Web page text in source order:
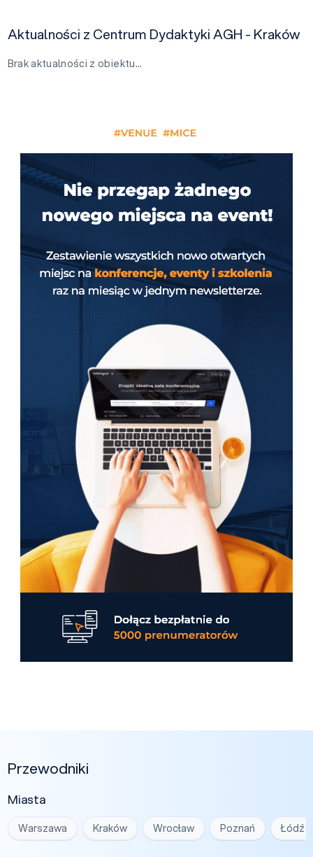
Aktualności z Centrum Dydaktyki AGH - Kraków
Brak aktualności z obiektu…
Przewodniki
Miasta
Warszawa Kraków Wrocław Poznań Łódź